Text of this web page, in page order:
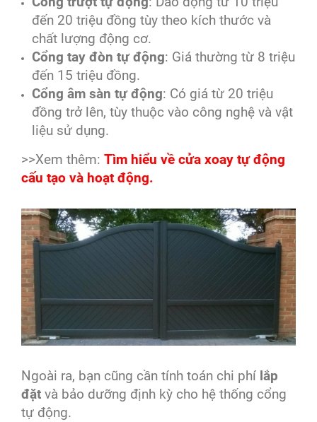
đến 20 triệu đồng tùy theo kích thước và
chất lượng động cơ.
Cổng tay đòn tự động: Giá thường từ 8 triệu
đến 15 triệu đồng.
Cổng âm sàn tự động: Có giá từ 20 triệu
đồng trở lên, tùy thuộc vào công nghệ và vật
liệu sử dụng.
>>Xem thêm: Tìm hiểu về cửa xoay tự động
cấu tạo và hoạt động.
Ngoài ra, bạn cũng cần tính toán chi phí lắp
đặt và bảo dưỡng định kỳ cho hệ thống cổng
tự động.